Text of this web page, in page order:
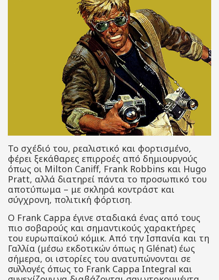
Το σχέδιό του, ρεαλιστικό και φορτισμένο,
φέρει ξεκάθαρες επιρροές από δημιουργούς
όπως οι Milton Caniff, Frank Robbins και Hugo
Pratt, αλλά διατηρεί πάντα το προσωπικό του
αποτύπωμα – με σκληρά κοντράστ και
σύγχρονη, πολιτική φόρτιση.
Ο Frank Cappa έγινε σταδιακά ένας από τους
πιο σοβαρούς και σημαντικούς χαρακτήρες
του ευρωπαϊκού κόμικ. Από την Ισπανία και τη
Γαλλία (μέσω εκδοτικών όπως η Glénat) έως
σήμερα, οι ιστορίες του ανατυπώνονται σε
συλλογές όπως το Frank Cappa Integral και